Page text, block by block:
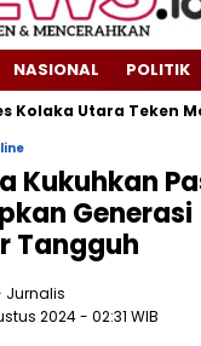
NASIONAL POLITIK
Teken MoU,
Kukuhkan
Generasi
Tangguh
Jurnalis
2024- 02:31 WIB